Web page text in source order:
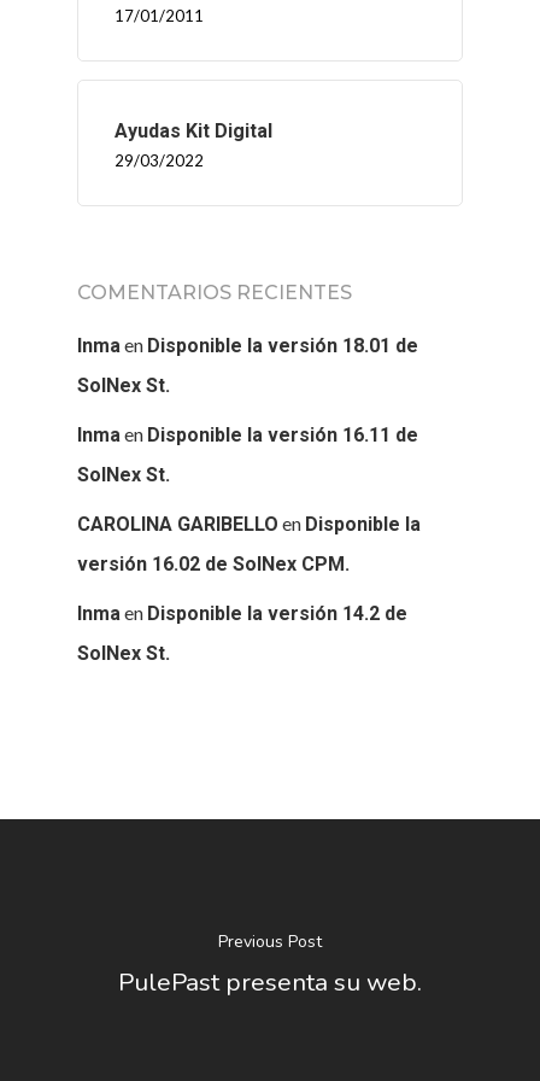
17/01/2011
Ayudas Kit Digital
29/03/2022
COMENTARIOS RECIENTES
Inmaen Disponible la versión 18.01 de
SolNex St.
Inmaen Disponible la versión 16.11 de
SolNex St.
CAROLINA GARIBELLO en Disponible la
versión 16.02 de SolNex CPM.
Inmaen Disponible la versión 14.2 de
SolNex St.
Previous Post
PulePast presenta su web.
INICIO